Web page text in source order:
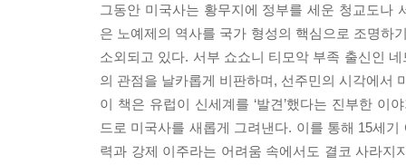
그동안 미국사는 황무지에 정부를 세운 청교도나
은 노예제의 역사를 국가 형성의 핵심으로 조명하
소외되고 있다. 서부 쇼쇼니 티모악 부족 출신인
의 관점을 날카롭게 비판하며, 선주민의 시각에서
이 책은 유럽이 신세계를 ‘발견’했다는 진부한 이
드로 미국사를 새롭게 그려낸다. 이를 통해 15세
력과 강제 이주라는 어려움 속에서도 결코 사라